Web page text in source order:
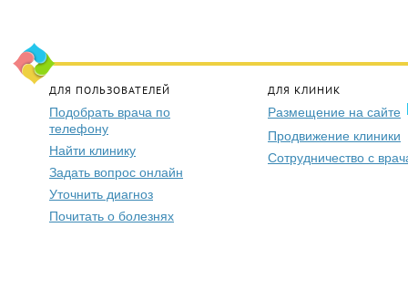
ДЛЯ ПОЛЬЗОВАТЕЛЕЙ
Подобрать врача по
телефону
Найти клинику
Задать вопрос онлайн
Уточнить диагноз
Почитать о болезнях
ДЛЯ КЛИНИК
Размещение на сайте
Продвижение клиники
Сотрудничество с